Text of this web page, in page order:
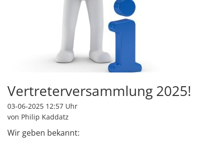
Vertreterversammlung 2025!
03-06-2025 12:57 Uhr
von Philip Kaddatz
Wir geben bekannt: